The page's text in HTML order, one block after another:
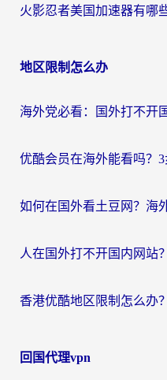
地区限制怎么办
回国代理vpn